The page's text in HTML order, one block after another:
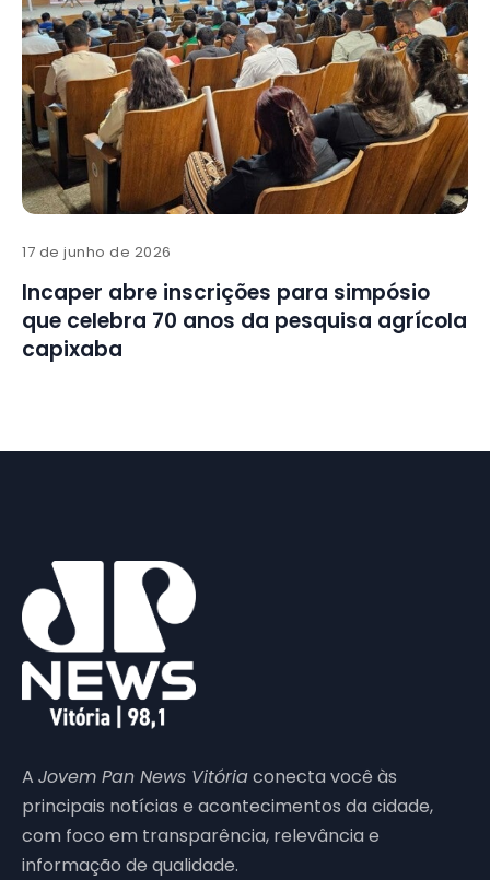
17 de junho de 2026
Incaper abre inscrições para simpósio
que celebra 70 anos da pesquisa agrícola
capixaba
A Jovem Pan News Vitóriaconecta você às
principais notícias e acontecimentos da cidade,
com foco em transparência, relevância e
informação de qualidade.